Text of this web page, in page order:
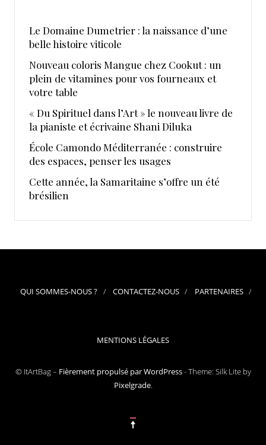
Le Domaine Dumetrier : la naissance d’une
belle histoire viticole
Nouveau coloris Mangue chez Cookut : un
plein de vitamines pour vos fourneaux et
votre table
« Du Spirituel dans l’Art » le nouveau livre de
la pianiste et écrivaine Shani Diluka
École Camondo Méditerranée : construire
des espaces, penser les usages
Cette année, la Samaritaine s’offre un été
brésilien
QUI SOMMES-NOUS ? CONTACTEZ-NOUS PARTENAIRES
MENTIONS LÉGALES
© ItArtBag – Fièrement propulsé par WordPress-Theme: Silk Lite by
Pixelgrade.